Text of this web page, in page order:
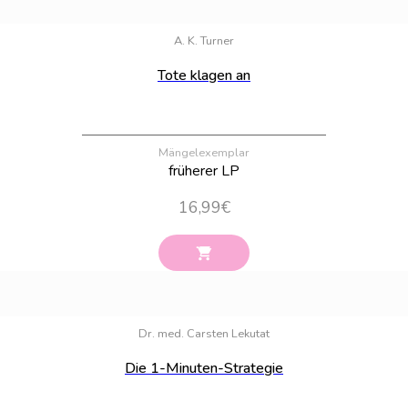
A. K. Turner
Tote klagen an
Mängelexemplar
früherer LP
16,99€
Dr. med. Carsten Lekutat
Die 1-Minuten-Strategie